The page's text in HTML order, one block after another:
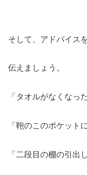
そして、アドバイス
伝えましょう。
「タオルがなくなっ
「鞄のこのポケット
「二段目の棚の引出